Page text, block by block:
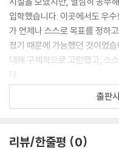
입학했습니다. 이곳에서도 우
가 언제나 스스로 목표를 정하
졌기 때문에 가능했던 것이었
대해 구체적으로 고민했고, 스
다.
뮌헨 공과 대학교에 입학한 디
니다. 졸업 후 린데의 회사에
시스템을 통해 동력 기관이 가
출판
리뷰/한줄평 0